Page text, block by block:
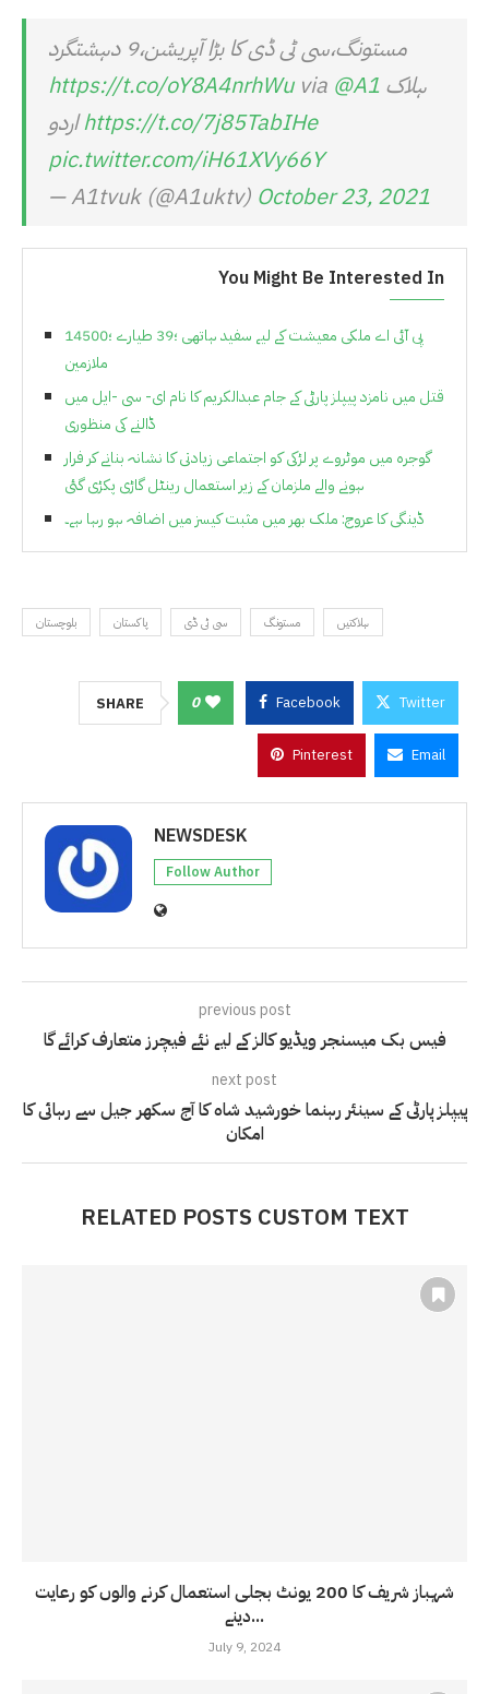
مستونگ،سی ٹی ڈی کا بڑا آپریشن،9 دہشتگرد
ہلاک
https://t.co/oY8A4nrhWuvia @A1
https://t.co/7j85TabIHeاردو
pic.twitter.com/iH61XVy66Y
— A1tvuk (@A1uktv) October 23, 2021
You Might Be Interested In
پی آئی اے ملکی معیشت کے لیے سفید ہاتھی ؛39 طیارے ؛14500
ملازمین
قتل میں نامزد پیپلز پارٹی کے جام عبدالکریم کا نام ای- سی -ایل میں
ڈالنے کی منظوری
گوجرہ میں موٹروے پر لڑکی کو اجتماعی زیادتی کا نشانہ بنانے کر فرار
ہونے والے ملزمان کے زیر استعمال رینٹل گاڑی پکڑی گئی
ڈینگی کا عروج: ملک بھر میں مثبت کیسز میں اضافہ ہو رہا ہے۔
بلوچستان پاکستان سی ٹی ڈی مستونگ ہلاکتیں
SHARE 0 Facebook Twitter
Pinterest Email
NEWSDESK
Follow Author
previous post
فیس بک میسنجر ویڈیو کالز کے لیے نئے فیچرز متعارف کرائے گا
next post
پیپلز پارٹی کے سینئر رہنما خورشید شاہ کا آج سکھر جیل سے رہائی کا
امکان
RELATED POSTS CUSTOM TEXT
شہباز شریف کا 200 یونٹ بجلی استعمال کرنے والوں کو رعایت
دینے...
July 9, 2024